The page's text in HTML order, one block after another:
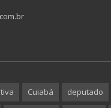
Cuiabá deputado